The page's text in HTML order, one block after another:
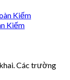
Kiếm
Kiếm
Các trường